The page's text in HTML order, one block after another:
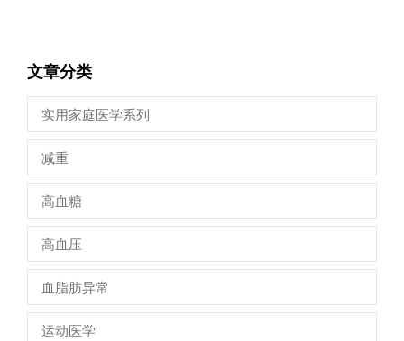
文章分类
实用家庭医学系列
减重
高血糖
高血压
血脂肪异常
运动医学